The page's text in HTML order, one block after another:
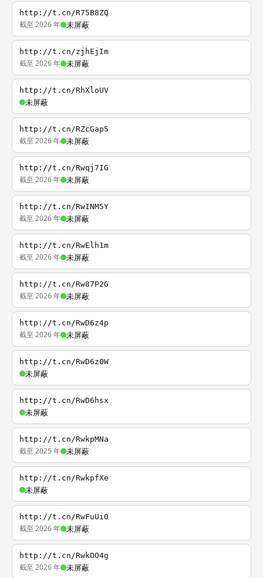
http://t.cn/R75B8ZQ
截至 2026 年 未屏蔽
http://t.cn/zjhEjIm
截至 2026 年 未屏蔽
http://t.cn/RhXloUV
未屏蔽
http://t.cn/RZcGap5
截至 2026 年 未屏蔽
http://t.cn/Rwqj7IG
截至 2026 年 未屏蔽
http://t.cn/RwINM5Y
截至 2026 年 未屏蔽
http://t.cn/RwElh1m
截至 2026 年 未屏蔽
http://t.cn/Rw87P2G
截至 2026 年 未屏蔽
http://t.cn/RwD6z4p
截至 2026 年 未屏蔽
http://t.cn/RwD6z0W
未屏蔽
http://t.cn/RwD6hsx
未屏蔽
http://t.cn/RwkpMNa
截至 2025 年 未屏蔽
http://t.cn/RwkpfXe
未屏蔽
http://t.cn/RwFuUi0
截至 2026 年 未屏蔽
http://t.cn/RwkOO4g
截至 2026 年 未屏蔽